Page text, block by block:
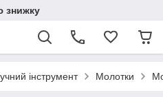
знижку
інструмент Молотки